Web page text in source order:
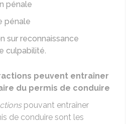
pénale
pénale
sur reconnaissance
culpabilité.
peuvent entraîner
du permis de conduire
pouvant entraîner
de conduire sont les